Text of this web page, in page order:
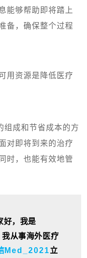
能够帮助即将踏上
备，确保整个过程
用资源是降低医疗
成和节省成本的方
对即将到来的治疗
时，也能有效地管
好，我是
从事海外医疗
Med_2021立